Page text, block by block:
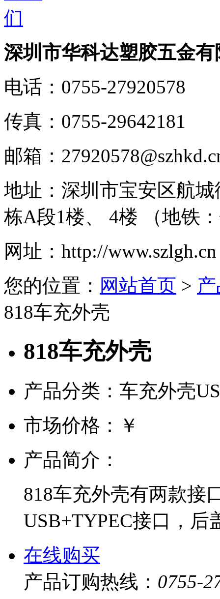
深圳市华科达塑胶五金有
电话： 0755-27920578
传真： 0755-29642181
邮箱：
地址： 深圳市宝安区航
栋A段1楼、 4楼 （地铁
网址： http://www.szlgh.cn
您的位置： 网站首页 >
818车充外壳
818车充外壳
产品分类：车充外壳
市场价格：
￥
产品简介：
818车充外壳有两款接
USB+TYPEC接口，
在线购买
产品订购热线： 0755-